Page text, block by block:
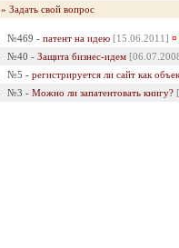
» Задать свой вопрос
№469 - патент на идею [15.06.2011] ¤
№40 - Защита бизнес-идем
№5 - регистрируется ли сайт как
№3 - Можно ли запатентовать книгу?